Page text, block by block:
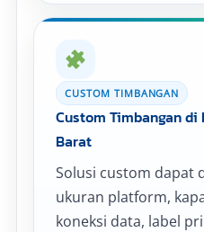
CUSTOM TIMBANGAN
Custom Timbangan di
Barat
Solusi custom dapat
ukuran platform,
koneksi data, label